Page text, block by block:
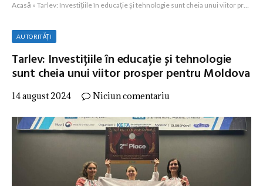
Acasă » Tarlev: Investițiile în educație și tehnologie sunt cheia unui viitor prosper pentru Moldova
AUTORITĂȚI
Tarlev: Investițiile în educație și tehnologie
sunt cheia unui viitor prosper pentru Moldova
14 august 2024 Niciun comentariu